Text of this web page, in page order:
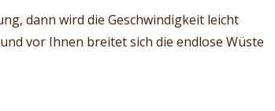
dann wird die Geschwindigkeit leicht
vor Ihnen breitet sich die endlose Wüste